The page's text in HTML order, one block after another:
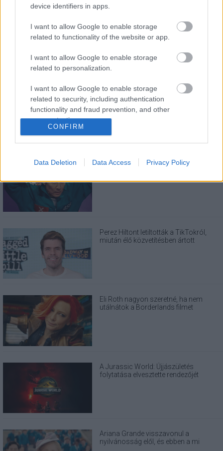
device identifiers in apps.
I want to allow Google to enable storage
related to functionality of the website or app.
I want to allow Google to enable storage
related to personalization.
I want to allow Google to enable storage
related to security, including authentication
functionality and fraud prevention, and other
user protection.
CONFIRM
Data Deletion Data Access Privacy Policy
A Verity olyan, mintha az Eredet és egy
pornófilm keveredett volna össze
Nagyon úgy fest, hogy elkaszálták
sorozatát
Perez Hiltont letiltották a TikTokról,
miután élő közvetítésben ártott
Eli Roth nagyon szeretné, ha nem
utálnátok a Borderlands filmet
A Jurassic World: Újjászületés
folytatása elvesztette rendezőjét
Ariana Grande visszavonul a
nyilvánosság elől, és ebben a mi